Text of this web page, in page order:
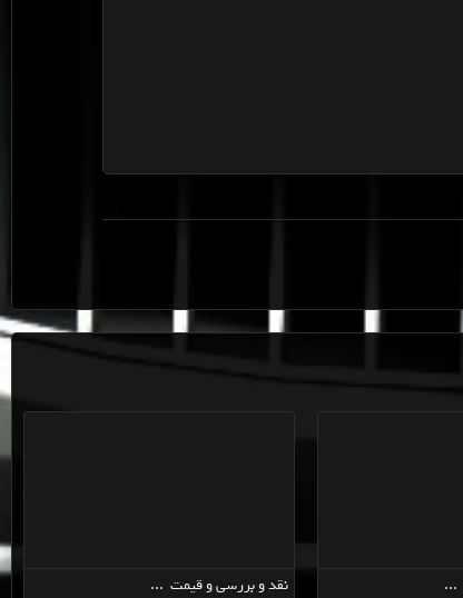
نقد و بررسی و قیمت ...